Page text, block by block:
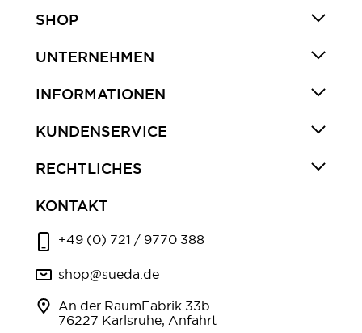
SHOP
UNTERNEHMEN
INFORMATIONEN
KUNDENSERVICE
RECHTLICHES
KONTAKT
+49 (0) 721 / 9770 388
shop@sueda.de
An der RaumFabrik 33b
76227 Karlsruhe, Anfahrt